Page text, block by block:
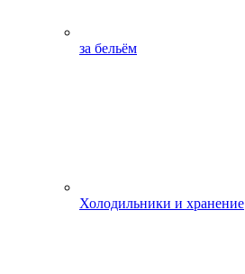
за бельём
Холодильники и хранение